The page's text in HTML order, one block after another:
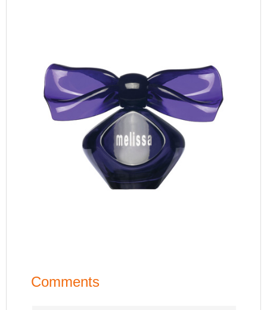
Comments